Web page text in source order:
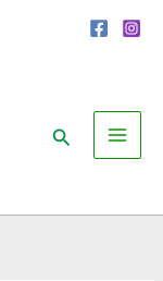
Rechercher